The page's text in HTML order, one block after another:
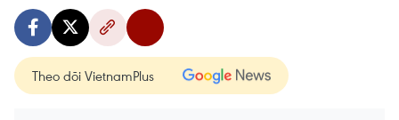
Theo dõi VietnamPlus